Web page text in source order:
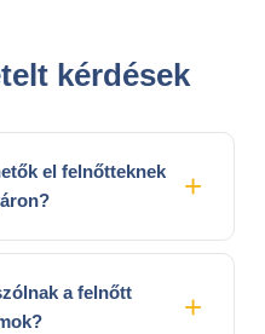
kérdések
el felnőtteknek
a felnőtt